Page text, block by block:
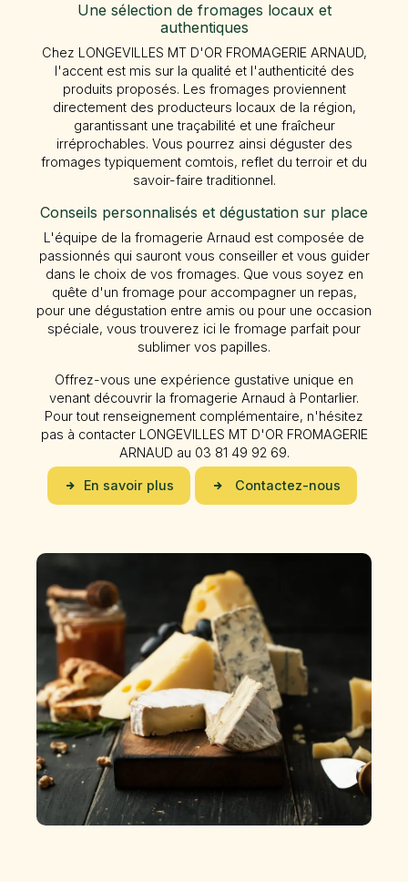
Une sélection de fromages locaux et
authentiques
Chez LONGEVILLES MT D'OR FROMAGERIE ARNAUD,
l'accent est mis sur la qualité et l'authenticité des
produits proposés. Les fromages proviennent
directement des producteurs locaux de la région,
garantissant une traçabilité et une fraîcheur
irréprochables. Vous pourrez ainsi déguster des
fromages typiquement comtois, reflet du terroir et du
savoir-faire traditionnel.
Conseils personnalisés et dégustation sur place
L'équipe de la fromagerie Arnaud est composée de
passionnés qui sauront vous conseiller et vous guider
dans le choix de vos fromages. Que vous soyez en
quête d'un fromage pour accompagner un repas,
pour une dégustation entre amis ou pour une occasion
spéciale, vous trouverez ici le fromage parfait pour
sublimer vos papilles.
Offrez-vous une expérience gustative unique en
venant découvrir la fromagerie Arnaud à Pontarlier.
Pour tout renseignement complémentaire, n'hésitez
pas à contacter LONGEVILLES MT D'OR FROMAGERIE
ARNAUD au 03 81 49 92 69.
En savoir plus Contactez-nous